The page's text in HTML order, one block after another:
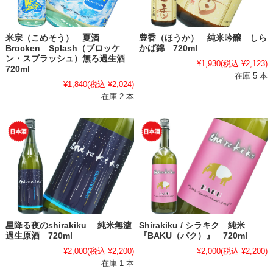
米宗（こめそう） 夏酒
Brocken Splash（ブロッケ
ン・スプラッシュ）無ろ過生酒
720ml
¥1,840(税込 ¥2,024)
在庫 2 本
豊香（ほうか） 純米吟醸 しら
かば錦 720ml
¥1,930(税込 ¥2,123)
在庫 5 本
星降る夜のshirakiku 純米無濾
過生原酒 720ml
¥2,000(税込 ¥2,200)
在庫 1 本
Shirakiku / シラキク 純米
『BAKU（バク）』 720ml
¥2,000(税込 ¥2,200)